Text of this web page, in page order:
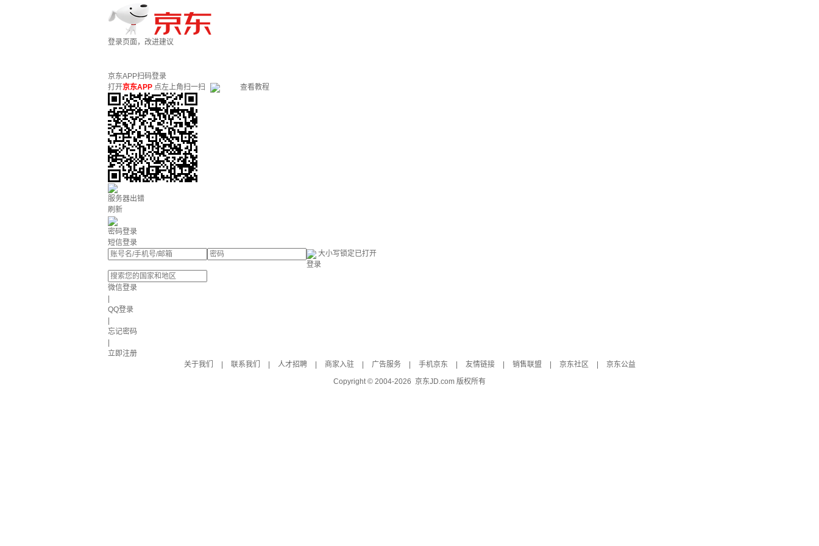
登录页面，改进建议
京东APP扫码登录
打开京东APP 点左上角扫一扫 查看教程
服务器出错
刷新
密码登录
短信登录
大小写锁定已打开
登录
微信登录
QQ登录
忘记密码
立即注册
关于我们
联系我们 人才招聘 商家入驻 广告服务 手机京东 友情链接 销售联盟 京东社区
京东公益
Copyright © 2004-2026 京东JD.com 版权所有